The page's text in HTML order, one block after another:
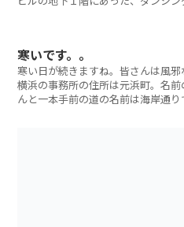
寒いです。。
寒い日が続きますね。皆さんは風
横浜の事務所の住所は元浜町。名
んと一本手前の道の名前は海岸通